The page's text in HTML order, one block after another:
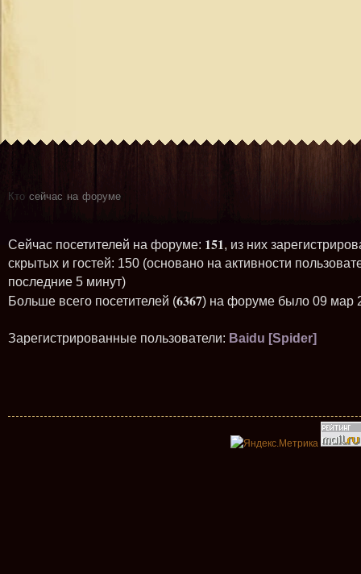
Кто сейчас на форуме
Сейчас посетителей на форуме: 151, из них
скрытых и гостей: 150 (основано на активности
последние 5 минут)
Больше всего посетителей (6367) на форуме было 09 мар
Зарегистрированные пользователи: Baidu [Spider]